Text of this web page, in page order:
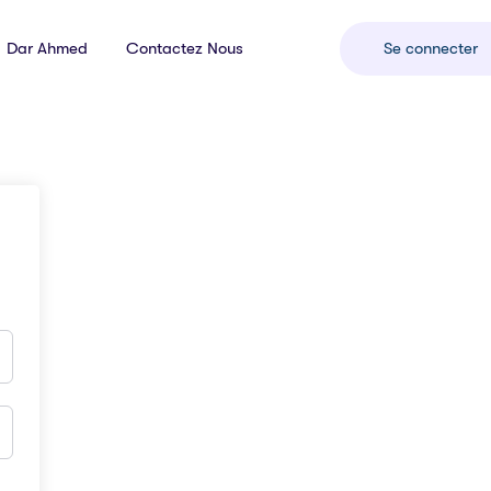
Dar Ahmed Contactez Nous Se connecter